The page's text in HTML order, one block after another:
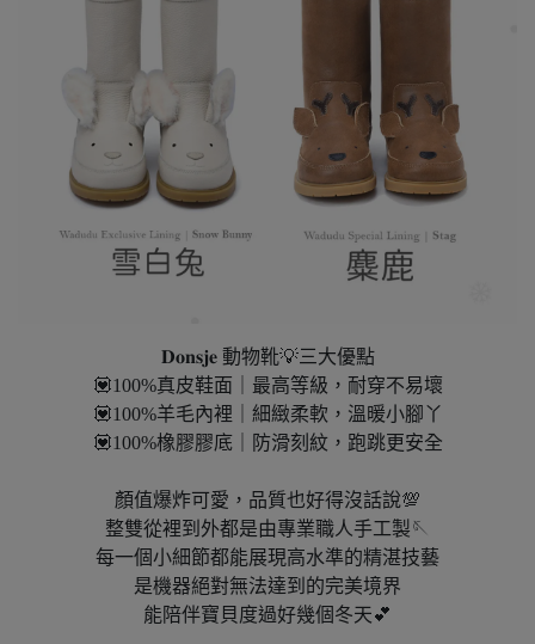
𝐃𝐨𝐧𝐬𝐣𝐞 動物靴💡三大優點
💟100%真皮鞋面｜最高等級，耐穿不易壞
💟100%羊毛內裡｜細緻柔軟，溫暖小腳丫
💟100%橡膠膠底｜防滑刻紋，跑跳更安全
顏值爆炸可愛，品質也好得沒話說💯
整雙從裡到外都是由專業職人手工製🪡
每一個小細節都能展現高水準的精湛技藝
是機器絕對無法達到的完美境界
能陪伴寶貝度過好幾個冬天💕